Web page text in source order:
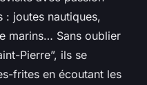
: joutes nautiques,
marins… Sans oublier
Pierre”, ils se
frites en écoutant les